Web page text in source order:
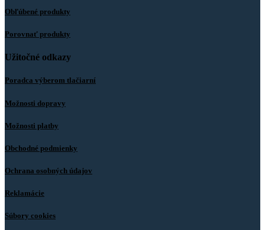
Obľúbené produkty
Porovnať produkty
Užitočné odkazy
Poradca výberom tlačiarní
Možnosti dopravy
Možnosti platby
Obchodné podmienky
Ochrana osobných údajov
Reklamácie
Súbory cookies